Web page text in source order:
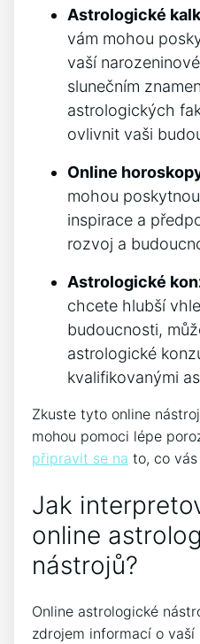
Astrologické
vám mohou
vaší
slunečním
astrologických
ovlivnit vaši
Online
mohou
inspirace a
rozvoj a
Astrologické
chcete hlubší
budoucnosti,
astrologické
kvalifikovanými
Zkuste tyto online
mohou pomoci lépe
připravit se na to, co vás
Jak
online
nástrojů?
Online astrologické
zdrojem informací o